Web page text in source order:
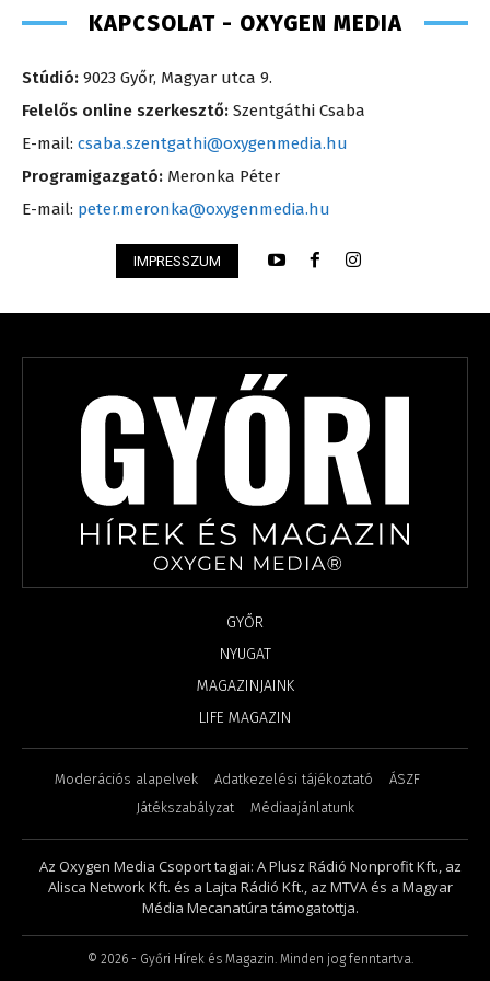
KAPCSOLAT - OXYGEN MEDIA
Stúdió: 9023 Győr, Magyar utca 9.
Felelős online szerkesztő: Szentgáthi Csaba
E-mail: csaba.szentgathi@oxygenmedia.hu
Programigazgató: Meronka Péter
E-mail: peter.meronka@oxygenmedia.hu
IMPRESSZUM
GYŐR
NYUGAT
MAGAZINJAINK
LIFE MAGAZIN
Moderációs alapelvek Adatkezelési tájékoztató
ÁSZF
Játékszabályzat
Médiaajánlatunk
Az Oxygen Media Csoport tagjai: A Plusz Rádió Nonprofit Kft., az
Alisca Network Kft. és a Lajta Rádió Kft., az MTVA és a Magyar
Média Mecanatúra támogatottja.
© 2026 - Győri Hírek és Magazin. Minden jog fenntartva.